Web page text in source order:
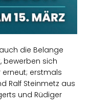
die Belange
bewerben sich
erstmals
Ralf Steinmetz aus
und Rüdiger